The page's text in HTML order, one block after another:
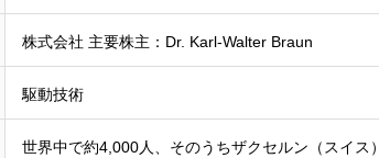
株式会社 主要株主：Dr. Karl-Walter Braun
駆動技術
世界中で約4,000人、そのうちザクセルン（スイス